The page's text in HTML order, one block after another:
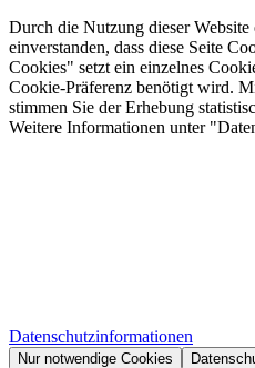
Durch die Nutzung dieser
einverstanden, dass diese Seite
Cookies" setzt ein einzelnes
Cookie-Präferenz benötigt wird.
stimmen Sie der Erhebung
Weitere Informationen unter
Datenschutzinformationen
Nur notwendige Cookies